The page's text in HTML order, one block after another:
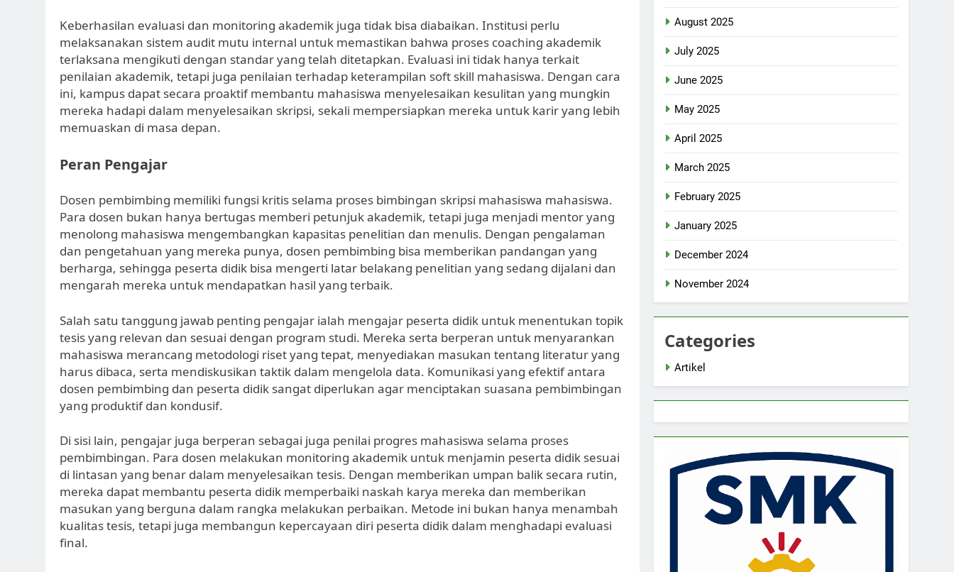
Keberhasilan evaluasi dan monitoring akademik juga tidak bisa diabaikan. Institusi perlu
melaksanakan sistem audit mutu internal untuk memastikan bahwa proses coaching akademik
terlaksana mengikuti dengan standar yang telah ditetapkan. Evaluasi ini tidak hanya terkait
penilaian akademik, tetapi juga penilaian terhadap keterampilan soft skill mahasiswa. Dengan cara
ini, kampus dapat secara proaktif membantu mahasiswa menyelesaikan kesulitan yang mungkin
mereka hadapi dalam menyelesaikan skripsi, sekali mempersiapkan mereka untuk karir yang lebih
memuaskan di masa depan.
Peran Pengajar
Dosen pembimbing memiliki fungsi kritis selama proses bimbingan skripsi mahasiswa mahasiswa.
Para dosen bukan hanya bertugas memberi petunjuk akademik, tetapi juga menjadi mentor yang
menolong mahasiswa mengembangkan kapasitas penelitian dan menulis. Dengan pengalaman
dan pengetahuan yang mereka punya, dosen pembimbing bisa memberikan pandangan yang
berharga, sehingga peserta didik bisa mengerti latar belakang penelitian yang sedang dijalani dan
mengarah mereka untuk mendapatkan hasil yang terbaik.
Salah satu tanggung jawab penting pengajar ialah mengajar peserta didik untuk menentukan topik
tesis yang relevan dan sesuai dengan program studi. Mereka serta berperan untuk menyarankan
mahasiswa merancang metodologi riset yang tepat, menyediakan masukan tentang literatur yang
harus dibaca, serta mendiskusikan taktik dalam mengelola data. Komunikasi yang efektif antara
dosen pembimbing dan peserta didik sangat diperlukan agar menciptakan suasana pembimbingan
yang produktif dan kondusif.
Di sisi lain, pengajar juga berperan sebagai juga penilai progres mahasiswa selama proses
pembimbingan. Para dosen melakukan monitoring akademik untuk menjamin peserta didik sesuai
di lintasan yang benar dalam menyelesaikan tesis. Dengan memberikan umpan balik secara rutin,
mereka dapat membantu peserta didik memperbaiki naskah karya mereka dan memberikan
masukan yang berguna dalam rangka melakukan perbaikan. Metode ini bukan hanya menambah
kualitas tesis, tetapi juga membangun kepercayaan diri peserta didik dalam menghadapi evaluasi
final.
August 2025
July 2025
June 2025
May 2025
April 2025
March 2025
February 2025
January 2025
December 2024
November 2024
Categories
Artikel